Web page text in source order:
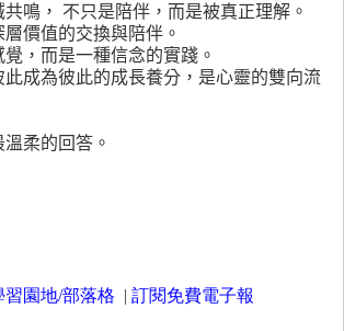
鳴， 不只是陪伴，而是被真正理解。
價值的交換與陪伴。
，而是一種信念的實踐。
成為彼此的成長養分，是心靈的雙向流
柔的回答。
習園地/部落格 | 訂閱免費電子報